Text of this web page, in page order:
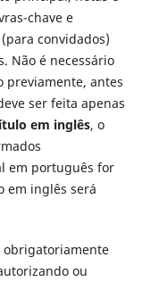
chave e
convidados)
Não é necessário
previamente, antes
ser feita apenas
em inglês, o
em português for
em inglês será
obrigatoriamente
ou